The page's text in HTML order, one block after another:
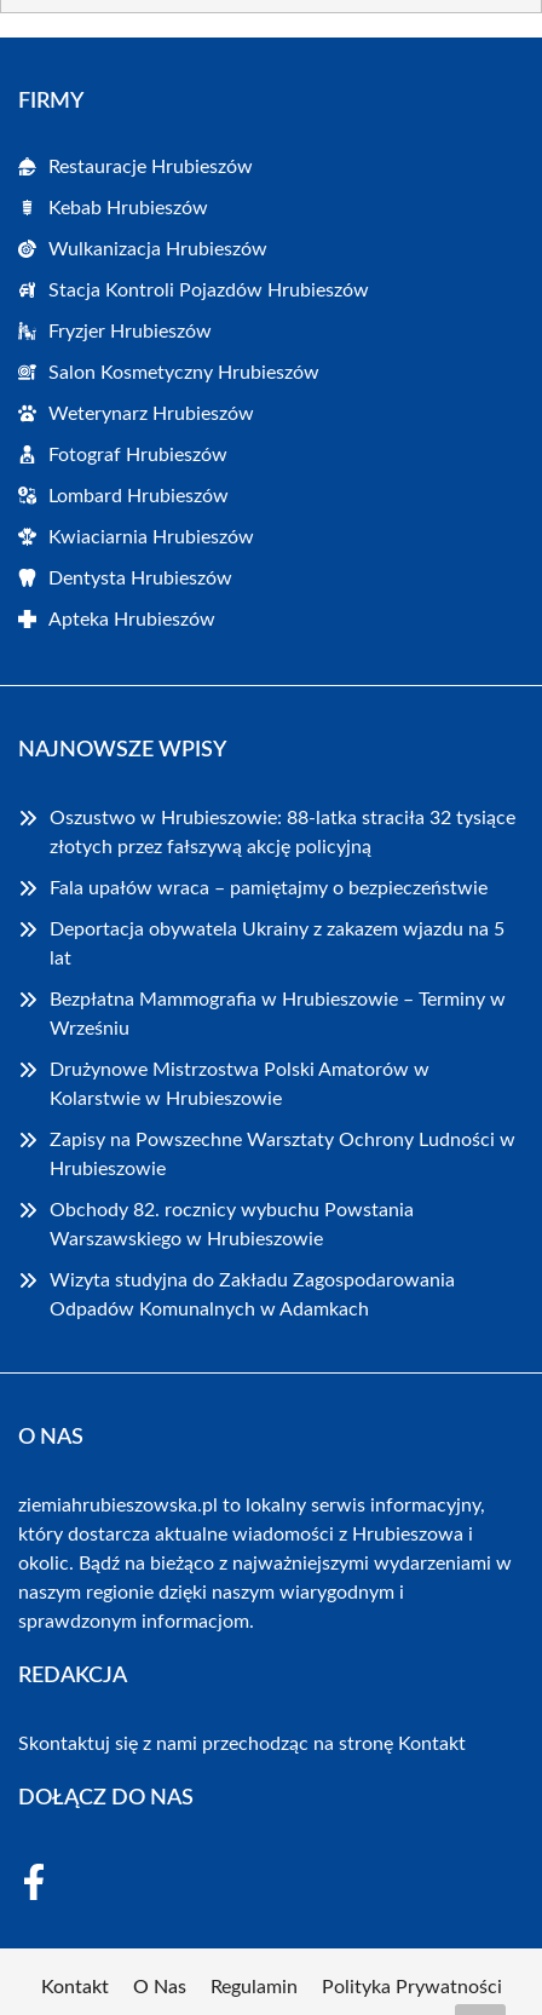
FIRMY
Restauracje Hrubieszów
Kebab Hrubieszów
Wulkanizacja Hrubieszów
Stacja Kontroli Pojazdów Hrubieszów
Fryzjer Hrubieszów
Salon Kosmetyczny Hrubieszów
Weterynarz Hrubieszów
Fotograf Hrubieszów
Lombard Hrubieszów
Kwiaciarnia Hrubieszów
Dentysta Hrubieszów
Apteka Hrubieszów
NAJNOWSZE WPISY
Oszustwo w Hrubieszowie: 88-latka straciła 32 tysiące
złotych przez fałszywą akcję policyjną
Fala upałów wraca – pamiętajmy o bezpieczeństwie
Deportacja obywatela Ukrainy z zakazem wjazdu na 5
lat
Bezpłatna Mammografia w Hrubieszowie – Terminy w
Wrześniu
Drużynowe Mistrzostwa Polski Amatorów w
Kolarstwie w Hrubieszowie
Zapisy na Powszechne Warsztaty Ochrony Ludności w
Hrubieszowie
Obchody 82. rocznicy wybuchu Powstania
Warszawskiego w Hrubieszowie
Wizyta studyjna do Zakładu Zagospodarowania
Odpadów Komunalnych w Adamkach
O NAS
ziemiahrubieszowska.pl to lokalny serwis informacyjny,
który dostarcza aktualne wiadomości z Hrubieszowa i
okolic. Bądź na bieżąco z najważniejszymi wydarzeniami w
naszym regionie dzięki naszym wiarygodnym i
sprawdzonym informacjom.
REDAKCJA
Skontaktuj się z nami przechodząc na stronę Kontakt
DOŁĄCZ DO NAS
Kontakt O Nas Regulamin Polityka Prywatności